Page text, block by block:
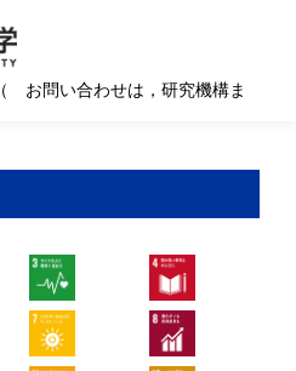
（ お問い合わせは，研究機構ま